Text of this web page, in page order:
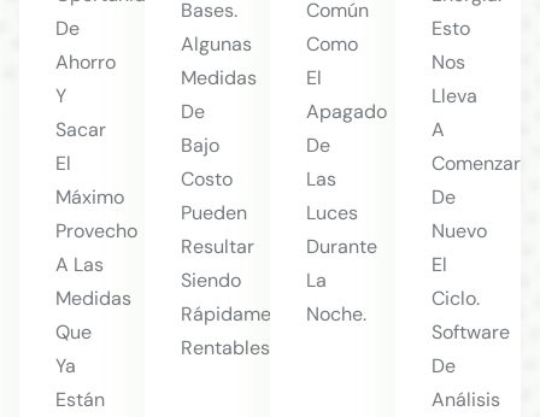
De
Ahorro
Y
Sacar
El
Máximo
Provecho
A Las
Medidas
Que
Ya
Están
Bases.
Algunas
Medidas
De
Bajo
Costo
Pueden
Resultar
Siendo
Rápidamente
Rentables.
Común
Como
El
Apagado
De
Las
Luces
Durante
La
Noche.
Esto
Nos
Lleva
A
Comenzar
De
Nuevo
El
Ciclo.
Software
De
Análisis